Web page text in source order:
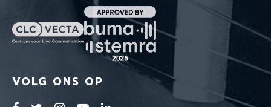
VOLG ONS OP